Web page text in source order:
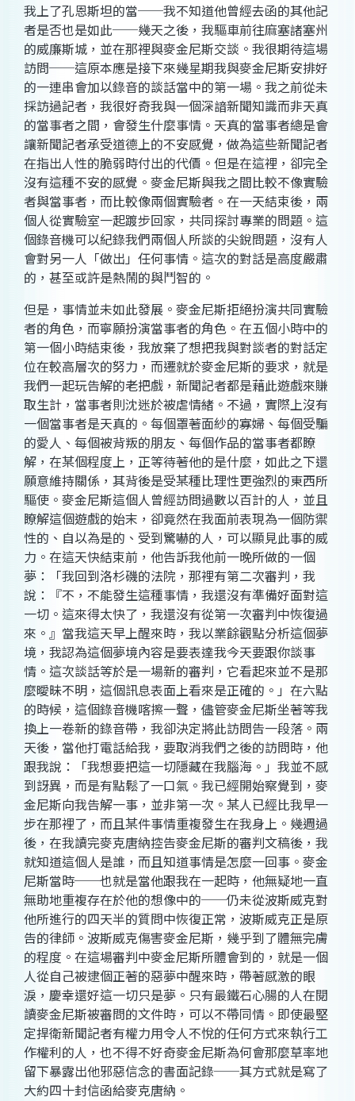
我上了孔恩斯坦的當──我不知道他曾經去函的其他記
者是否也是如此──幾天之後，我驅車前往麻塞諸塞州
的威廉斯城，並在那裡與麥金尼斯交談。我很期待這場
訪問──這原本應是接下來幾星期我與麥金尼斯安排好
的一連串會加以錄音的談話當中的第一場。我之前從未
採訪過記者，我很好奇我與一個深諳新聞知識而非天真
的當事者之間，會發生什麼事情。天真的當事者總是會
讓新聞記者承受道德上的不安感覺，做為這些新聞記者
在指出人性的脆弱時付出的代價。但是在這裡，卻完全
沒有這種不安的感覺。麥金尼斯與我之間比較不像實驗
者與當事者，而比較像兩個實驗者。在一天結束後，兩
個人從實驗室一起踱步回家，共同探討專業的問題。這
個錄音機可以紀錄我們兩個人所談的尖銳問題，沒有人
會對另一人「做出」任何事情。這次的對話是高度嚴肅
的，甚至或許是熱鬧的與鬥智的。
但是，事情並未如此發展。麥金尼斯拒絕扮演共同實驗
者的角色，而寧願扮演當事者的角色。在五個小時中的
第一個小時結束後，我放棄了想把我與對談者的對話定
位在較高層次的努力，而遷就於麥金尼斯的要求，就是
我們一起玩告解的老把戲，新聞記者都是藉此遊戲來賺
取生計，當事者則沈迷於被虐情緒。不過，實際上沒有
一個當事者是天真的。每個罩著面紗的寡婦、每個受騙
的愛人、每個被背叛的朋友、每個作品的當事者都瞭
解，在某個程度上，正等待著他的是什麼，如此之下還
願意維持關係，其背後是受某種比理性更強烈的東西所
驅使。麥金尼斯這個人曾經訪問過數以百計的人，並且
瞭解這個遊戲的始末，卻竟然在我面前表現為一個防禦
性的、自以為是的、受到驚嚇的人，可以顯見此事的威
力。在這天快結束前，他告訴我他前一晚所做的一個
夢：「我回到洛杉磯的法院，那裡有第二次審判，我
說：『不，不能發生這種事情，我還沒有準備好面對這
一切。這來得太快了，我還沒有從第一次審判中恢復過
來。』當我這天早上醒來時，我以業餘觀點分析這個夢
境，我認為這個夢境內容是要表達我今天要跟你談事
情。這次談話等於是一場新的審判，它看起來並不是那
麼曖昧不明，這個訊息表面上看來是正確的。」在六點
的時候，這個錄音機喀擦一聲，儘管麥金尼斯坐著等我
換上一卷新的錄音帶，我卻決定將此訪問告一段落。兩
天後，當他打電話給我，要取消我們之後的訪問時，他
跟我說：「我想要把這一切隱藏在我腦海。」我並不感
到訝異，而是有點鬆了一口氣。我已經開始察覺到，麥
金尼斯向我告解一事，並非第一次。某人已經比我早一
步在那裡了，而且某件事情重複發生在我身上。幾週過
後，在我讀完麥克唐納控告麥金尼斯的審判文稿後，我
就知道這個人是誰，而且知道事情是怎麼一回事。麥金
尼斯當時──也就是當他跟我在一起時，他無疑地一直
無助地重複存在於他的想像中的──仍未從波斯威克對
他所進行的四天半的質問中恢復正常，波斯威克正是原
告的律師。波斯威克傷害麥金尼斯，幾乎到了體無完膚
的程度。在這場審判中麥金尼斯所體會到的，就是一個
人從自己被逮個正著的惡夢中醒來時，帶著感激的眼
淚，慶幸還好這一切只是夢。只有最鐵石心腸的人在閱
讀麥金尼斯被審問的文件時，可以不帶同情。即使最堅
定捍衛新聞記者有權力用令人不悅的任何方式來執行工
作權利的人，也不得不好奇麥金尼斯為何會那麼草率地
留下暴露出他邪惡信念的書面記錄──其方式就是寫了
大約四十封信函給麥克唐納。